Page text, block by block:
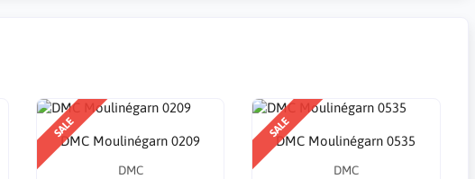
SALE
DMC Moulinégarn 0209
DMC
SALE
DMC Moulinégarn 0535
DMC